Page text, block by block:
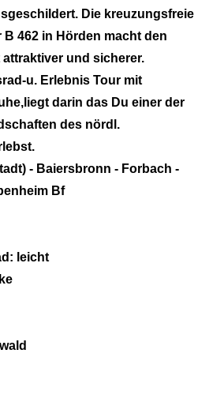
Die kreuzungsfreie
462 in Hörden macht den
attraktiver und sicherer.
u. Erlebnis Tour mit
darin das Du einer der
des nördl.
- Baiersbronn - Forbach -
Bf
leicht